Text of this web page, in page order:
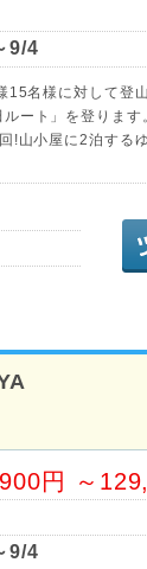
9/4
15名様に対して登
ート」を登りま
!山小屋に2泊する
円 ～
9/4